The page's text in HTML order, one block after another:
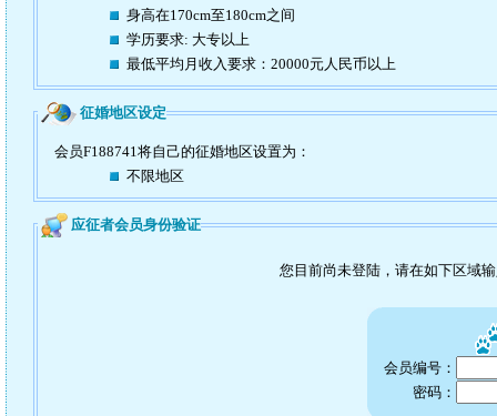
身高在170cm至180cm之间
学历要求: 大专以上
最低平均月收入要求：20000元人民币以上
征婚地区设定
会员F188741将自己的征婚地区设置为：
不限地区
应征者会员身份验证
您目前尚未登陆，请在如下区域
会员编号：
密码：